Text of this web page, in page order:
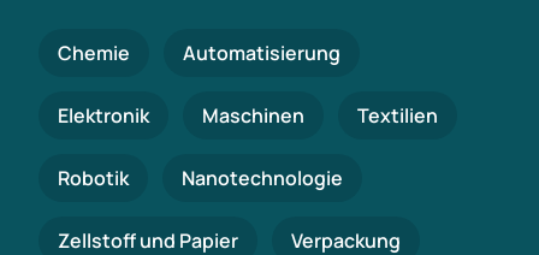
Chemie Automatisierung
Elektronik Maschinen Textilien
Robotik Nanotechnologie
Zellstoff und Papier Verpackung